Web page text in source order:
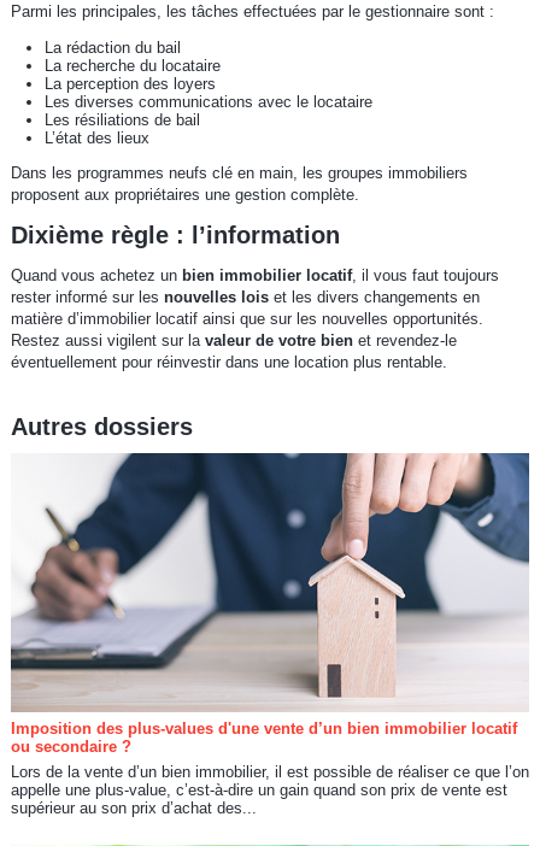
Parmi les principales, les tâches effectuées par le gestionnaire sont :
La rédaction du bail
La recherche du locataire
La perception des loyers
Les diverses communications avec le locataire
Les résiliations de bail
L’état des lieux
Dans les programmes neufs clé en main, les groupes immobiliers
proposent aux propriétaires une gestion complète.
Dixième règle : l’information
Quand vous achetez un bien immobilier locatif, il vous faut toujours
rester informé sur les nouvelles loiset les divers changements en
matière d’immobilier locatif ainsi que sur les nouvelles opportunités.
Restez aussi vigilent sur la valeur de votre bienet revendez-le
éventuellement pour réinvestir dans une location plus rentable.
Autres dossiers
Imposition des plus-values d'une vente d’un bien immobilier locatif
ou secondaire ?
Lors de la vente d’un bien immobilier, il est possible de réaliser ce que l’on
appelle une plus-value, c’est-à-dire un gain quand son prix de vente est
supérieur au son prix d’achat des...